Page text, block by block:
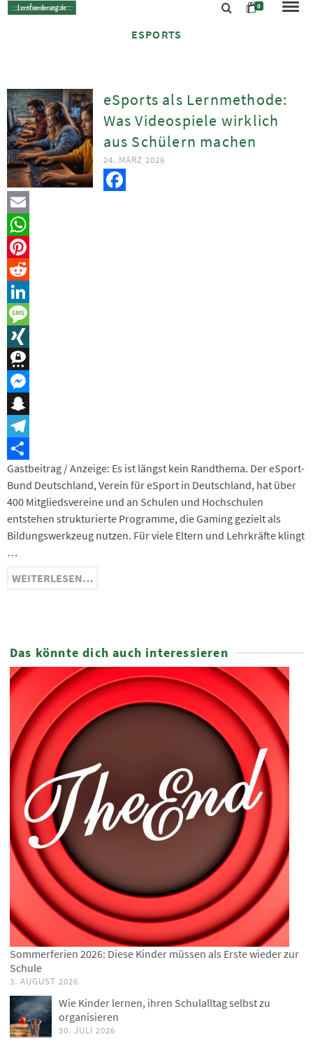
0
ESPORTS
eSports als Lernmethode:
Was Videospiele wirklich
aus Schülern machen
24. MÄRZ 2026
Facebook
Email
WhatsApp
Pinterest
Reddit
LinkedIn
Message
XING
Threema
Messenger
Snapchat
Telegram
Teilen
Gastbeitrag / Anzeige: Es ist längst kein Randthema. Der eSport-
Bund Deutschland, Verein für eSport in Deutschland, hat über
400 Mitgliedsvereine und an Schulen und Hochschulen
entstehen strukturierte Programme, die Gaming gezielt als
Bildungswerkzeug nutzen. Für viele Eltern und Lehrkräfte klingt
…
WEITERLESEN…
Das könnte dich auch interessieren
Sommerferien 2026: Diese Kinder müssen als Erste wieder zur
Schule
3. AUGUST 2026
Wie Kinder lernen, ihren Schulalltag selbst zu
organisieren
30. JULI 2026